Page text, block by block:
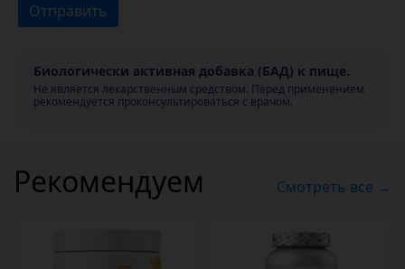
Отправить
Биологически активная добавка (БАД) к пище.
Не является лекарственным средством. Перед применением
рекомендуется проконсультироваться с врачом.
Рекомендуем Смотреть все →